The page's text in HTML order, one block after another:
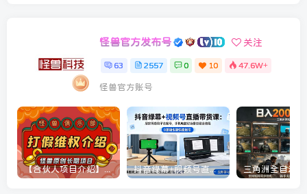
怪兽官方发布号 关注
63 2557 0 10 47.6W+
怪兽官方账号
【合伙人项目介绍】打假维权项目介绍 抖音绿幕+视频号直播带货课：居家照着稿子念起号，手机电脑双场景搭建全流程